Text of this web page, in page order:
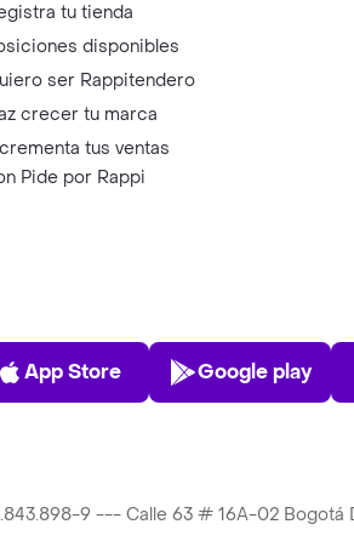
tu tienda
disponibles
ser Rappitendero
crecer tu marca
tus ventas
Pide por Rappi
App Store
App Store
Play Store
Google play
9 --- Calle 63 # 16A-02